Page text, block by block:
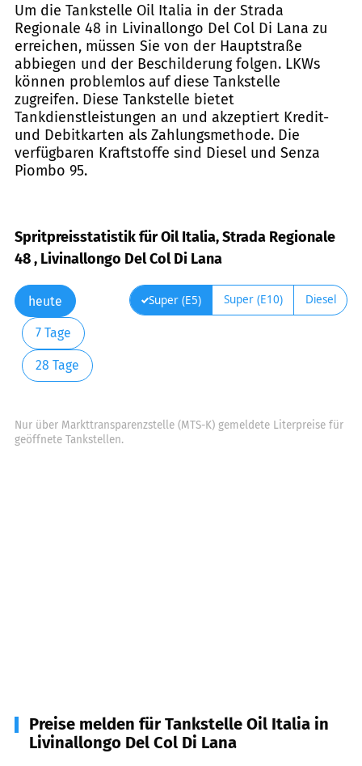
Um die Tankstelle Oil Italia in der Strada
Regionale 48 in Livinallongo Del Col Di Lana zu
erreichen, müssen Sie von der Hauptstraße
abbiegen und der Beschilderung folgen. LKWs
können problemlos auf diese Tankstelle
zugreifen. Diese Tankstelle bietet
Tankdienstleistungen an und akzeptiert Kredit-
und Debitkarten als Zahlungsmethode. Die
verfügbaren Kraftstoffe sind Diesel und Senza
Piombo 95.
Spritpreisstatistik für Oil Italia, Strada Regionale
48 , Livinallongo Del Col Di Lana
heute
7 Tage
28 Tage
Super (E5) Super (E10) Diesel
Nur über Markttransparenzstelle (MTS-K) gemeldete Literpreise für
geöffnete Tankstellen.
Preise melden für Tankstelle Oil Italia in
Livinallongo Del Col Di Lana